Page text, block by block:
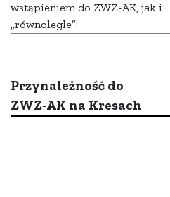
wstąpieniem do ZWZ-AK, jak i
„równolegle”:
Przynależność do
ZWZ-AK na Kresach